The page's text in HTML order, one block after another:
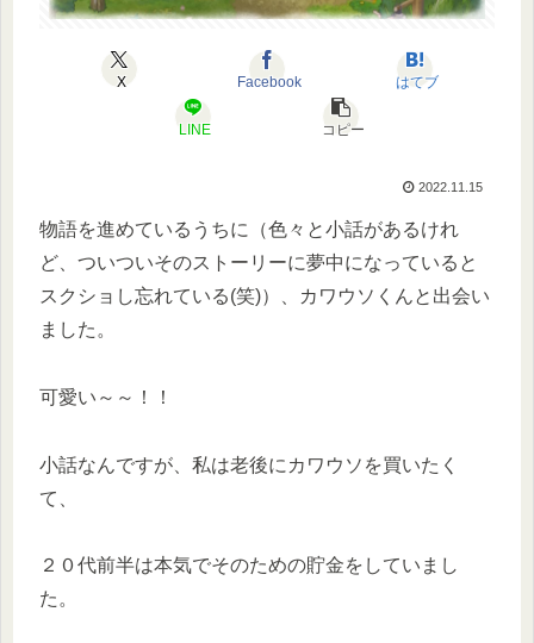
X Facebook はてブ
LINE コピー
2022.11.15
物語を進めているうちに（色々と小話があるけれ
ど、ついついそのストーリーに夢中になっていると
スクショし忘れている(笑)）、カワウソくんと出会い
ました。
可愛い～～！！
小話なんですが、私は老後にカワウソを買いたく
て、
２０代前半は本気でそのための貯金をしていまし
た。